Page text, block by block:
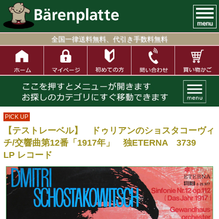
menu
全国一律送料無料、代引き手数料無料
PICK UP
【テストレーベル】 ドゥリアンのショスタコーヴィ
チ/交響曲第12番「1917年」 独ETERNA 3739
LP レコード